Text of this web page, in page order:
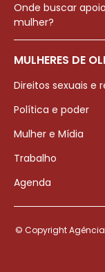
Onde buscar
mulher?
MULHERES DE
Direitos sexuais e
Política e poder
Mulher e Mídia
Trabalho
Agenda
© Copyright